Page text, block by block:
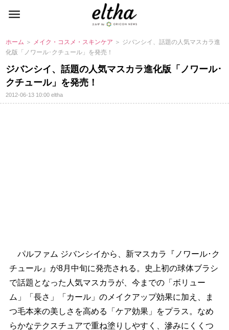
ホーム ＞ メイク・コスメ・スキンケア ＞ ジバンシイ、話題の人気マスカラ進
化版「ノワール･クチュール」を発売！
ジバンシイ、話題の人気マスカラ進化版「ノワール･
クチュール」を発売！
2012-06-13 10:00eltha
パルファム ジバンシイから、新マスカラ『ノワール･ク
チュール』が8月中旬に発売される。史上初の球体ブラシ
で話題となった人気マスカラが、今までの「ボリュー
ム」「長さ」「カール」のメイクアップ効果に加え、ま
つ毛本来の美しさを高める「ケア効果」をプラス。なめ
らかなテクスチュアで重ね塗りしやすく、滲みにくくつ